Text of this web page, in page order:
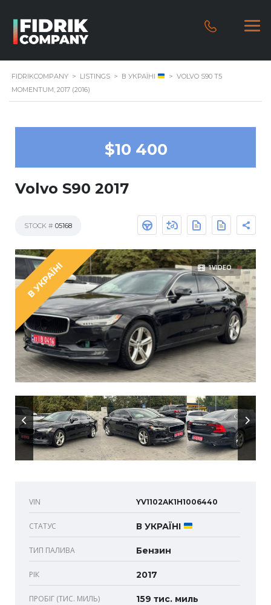
FIDRIKCOMPANY > LISTINGS > В УКРАЇНІ > VOLVO S90 T5
MOMENTUM, 2017 (2016)
$10 400
Volvo S90 2017
STOCK # 05168
1VIDEO
В УКРАЇНІ
VIN YV1102AK1H1006440
СТАТУС В УКРАЇНІ
ТИП ПАЛИВА Бензин
РІК 2017
ПРОБІГ (ТИС. МИЛЬ) 159 тис. миль